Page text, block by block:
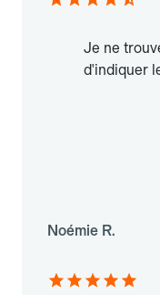
Je ne
d'indiquer
Noémie R.